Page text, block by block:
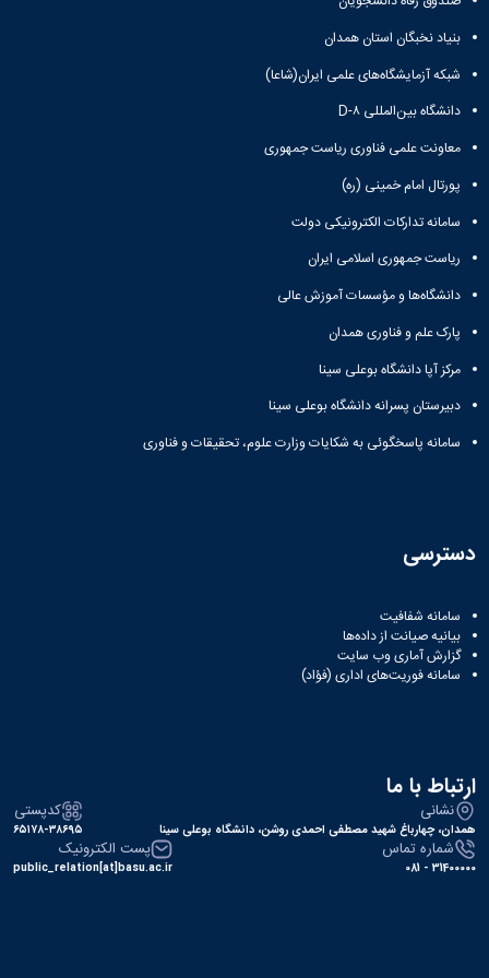
انتشارات
دانشگاه
نشر
کتب
علمی
فصلنامه
معاونت
پژوهش
فناوری
بنیاد نخبگان استان همدان
شبکه آزمایشگاه‌های علمی ایران(شاعا)
دانشگاه بین‌المللی D-۸
معاونت علمی فناوری ریاست جمهوری
پورتال امام خمینی (ره)
سامانه تدارکات الکترونیکی دولت
ریاست جمهوری اسلامی ایران
دانشگاه‌ها و مؤسسات آموزش عالی
پارک علم و فناوری همدان
مرکز آپا دانشگاه بوعلی سینا
دبیرستان پسرانه دانشگاه بوعلی سینا
سامانه پاسخگوئی به شکایات وزارت علوم، تحقیقات و فناوری
دسترسی
سامانه شفافیت
بیانیه صیانت از داده‌ها
گزارش آماری وب‌ سایت
سامانه فوریت‌های اداری (فؤاد)
ارتباط با ما
نشانی
همدان، چهارباغ شهید مصطفی احمدی روشن، دانشگاه بوعلی سینا
کدپستی
۶۵۱۷۸-۳۸۶۹۵
شماره تماس
31400000 - 081
پست الکترونیک
public_relation[at]basu.ac.ir